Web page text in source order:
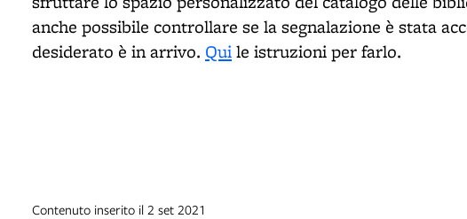
anche possibile controllare se la segnalazione è stata
desiderato è in arrivo. Quile istruzioni per farlo.
Contenuto inserito il 2 set 2021